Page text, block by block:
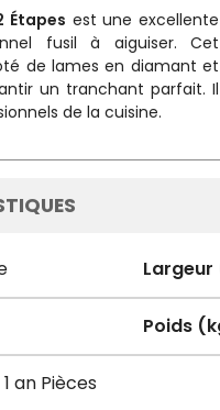
Étapes est une excellente
fusil à aiguiser. Cet
de lames en diamant et
un tranchant parfait. Il
de la cuisine.
Poids
an Pièces